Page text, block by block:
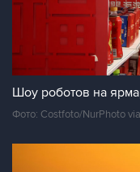
Шоу роботов на
Фото: Costfoto/NurPhoto